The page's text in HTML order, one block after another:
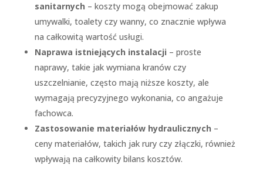
sanitarnych – koszty mogą obejmować zakup
umywalki, toalety czy wanny, co znacznie wpływa
na całkowitą wartość usługi.
Naprawa istniejących instalacji – proste
naprawy, takie jak wymiana kranów czy
uszczelnianie, często mają niższe koszty, ale
wymagają precyzyjnego wykonania, co angażuje
fachowca.
Zastosowanie materiałów hydraulicznych –
ceny materiałów, takich jak rury czy złączki, również
wpływają na całkowity bilans kosztów.